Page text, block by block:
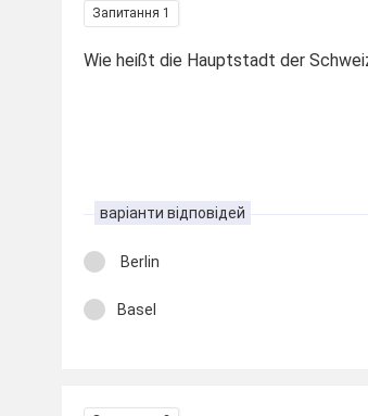
Запитання 1
Wie heißt die Hauptstadt der
варіанти відповідей
Berlin
Basel